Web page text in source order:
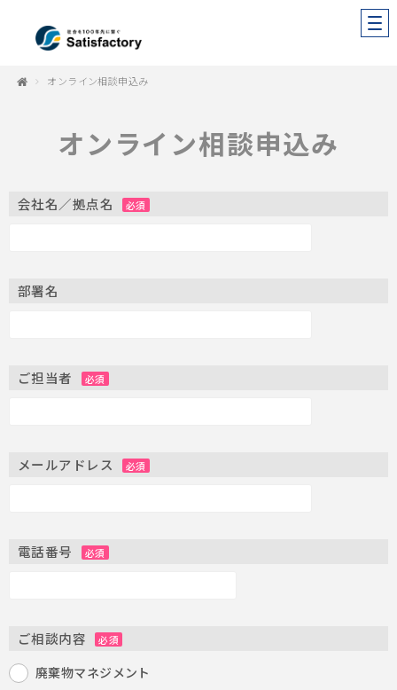
オンライン相談申込み
オンライン相談申込み
会社名／拠点名 必須
部署名
ご担当者 必須
メールアドレス 必須
電話番号 必須
ご相談内容 必須
廃棄物マネジメント